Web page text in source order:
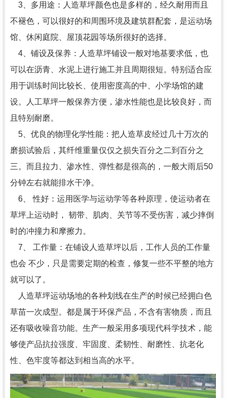
3、多用途：人造草坪颜色也是多样的，经久耐用而且
不褪色，可以很好的和周围环境及建筑群配套，是运动场
馆、休闲庭院、屋顶花园等场所很好的选择。
4、铺设及保养：人造草坪铺设一般对地基要求低，也
可以在沥青、水泥上进行施工并且周期很短。特别适合应
用于训练时间比较长、使用密度高的中、小学场馆的建
设。人工草坪一般保养方便，渗水性能也是比较良好，而
且特别耐磨。
5、优良的物理化学性能：把人造草皮经过几十万次的
磨损试验后，其纤维重量仅仅之损失百分之二到百分之
三。而且拉力、渗水性、弹性都是很高的，一般大雨后50
分钟左右就能排水干净。
6、 性好：运用医学与运动学等各种原理，使运动者在
草坪上运动时， 韧带、肌肉、关节等不受伤害，减少摔倒
时的冲撞力和摩擦力。
7、 工作量：在铺设人造草坪以后，工作人员的工作量
也会 不少，只是需要定期的检查，修复一些不平整的地方
就可以了。
人造草坪运动场地的各种划线在生产的时候已经拥白色
草苗一次成型。都是属于环保产品，不含有害物质，而且
还有吸收噪音功能。生产一般采用多项现代科学技术，能
够使产品抗拉强度、牢固度、柔韧性、耐磨性、抗老化
性、色牢度等都达到相当高的水平。